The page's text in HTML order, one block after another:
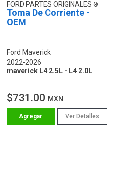
FORD PARTES ORIGINALES
Toma De Corriente -
OEM
Ford Maverick
2022-2026
maverick L4 2.5L - L4 2.0L
$731.00 MXN
Ver Detalles